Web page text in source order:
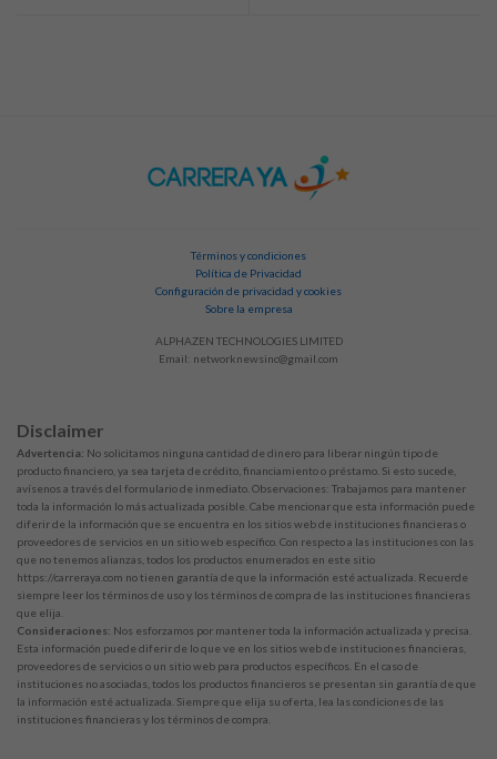
Términos y condiciones
Política de Privacidad
Configuración de privacidad y cookies
Sobre la empresa
ALPHAZEN TECHNOLOGIES LIMITED
Email: networknewsinc@gmail.com
Disclaimer
Advertencia: No solicitamos ninguna cantidad de dinero para liberar ningún tipo de
producto financiero, ya sea tarjeta de crédito, financiamiento o préstamo. Si esto sucede,
avísenos a través del formulario de inmediato. Observaciones: Trabajamos para mantener
toda la información lo más actualizada posible. Cabe mencionar que esta información puede
diferir de la información que se encuentra en los sitios web de instituciones financieras o
proveedores de servicios en un sitio web específico. Con respecto a las instituciones con las
que no tenemos alianzas, todos los productos enumerados en este sitio
https://carreraya.com no tienen garantía de que la información esté actualizada. Recuerde
siempre leer los términos de uso y los términos de compra de las instituciones financieras
que elija.
Consideraciones: Nos esforzamos por mantener toda la información actualizada y precisa.
Esta información puede diferir de lo que ve en los sitios web de instituciones financieras,
proveedores de servicios o un sitio web para productos específicos. En el caso de
instituciones no asociadas, todos los productos financieros se presentan sin garantía de que
la información esté actualizada. Siempre que elija su oferta, lea las condiciones de las
instituciones financieras y los términos de compra.